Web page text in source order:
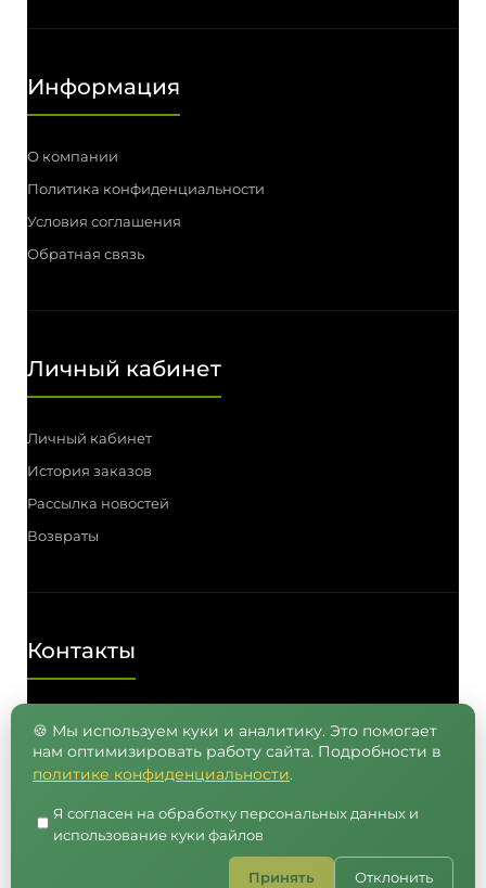
Информация
О компании
Политика конфиденциальности
Условия соглашения
Обратная связь
Личный кабинет
Личный кабинет
История заказов
Рассылка новостей
Возвраты
Контакты
8 (962) 050-05-65, 8 (965) 875-75-55
E-mail: info@semenavomske.ru
🍪 Мы используем куки и аналитику. Это помогает
нам оптимизировать работу сайта. Подробности в
политике конфиденциальности.
Я согласен на обработку персональных данных и
использование куки файлов
Принять Отклонить